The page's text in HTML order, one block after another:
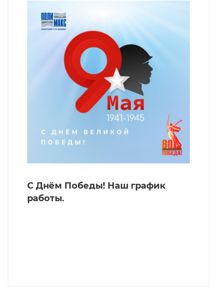
С Днём Победы! Наш график
работы.